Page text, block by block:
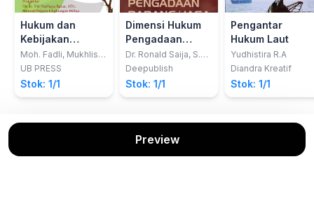
Hukum dan
Kebijakan
Lingkungan
Moh. Fadli, Mukhlish,
Mustafa Lutfi
UB PRESS
Stok: 1/1
Dimensi Hukum
Pengadaan
Barang/Jasa
Dr. Ronald Saija, S.H.,
M.H.
Deepublish
Stok: 1/1
Pengantar
Hukum Laut
Yudhistira R.A
Diandra Kreatif
Stok: 1/1
Preview